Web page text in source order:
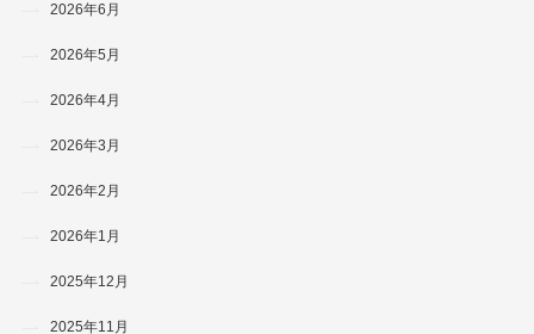
2026年6月
2026年5月
2026年4月
2026年3月
2026年2月
2026年1月
2025年12月
2025年11月